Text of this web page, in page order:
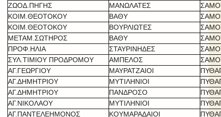
ΖΩΟΔ.ΠΗΓΗΣ
ΜΑΝΩΛΑΤΕΣ
ΚΟΙΜ.ΘΕΟΤΟΚΟΥ
ΒΑΘΥ
ΚΟΙΜ.ΘΕΟΤΟΚΟΥ
ΒΟΥΡΛΙΩΤΕΣ
ΜΕΤΑΜ.ΣΩΤΗΡΟΣ
ΒΑΘΥ
ΠΡΟΦ.ΗΛΙΑ
ΣΤΑΥΡΙΝΗΔΕΣ
ΣΥΛ.ΤΙΜΙΟΥ ΠΡΟΔΡΟΜΟΥ
ΑΜΠΕΛΟΣ
ΑΓ.ΓΕΩΡΓΙΟΥ
ΜΑΥΡΑΤΖΑΙΟΙ
ΑΓ.ΔΗΜΗΤΡΙΟΥ
ΜΥΤΙΛΗΝΙΟΙ
ΑΓ.ΔΗΜΗΤΡΙΟΥ
ΠΑΝΔΡΟΣΟ
ΑΓ.ΝΙΚΟΛΑΟΥ
ΜΥΤΙΛΗΝΙΟΙ
ΑΓ.ΠΑΝΤΕΛΕΗΜΟΝΟΣ
ΚΟΥΜΑΡΑΔΑΙΟΙ